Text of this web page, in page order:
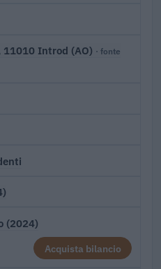
11010 Introd (AO) · fonte
(2024)
Acquista bilancio